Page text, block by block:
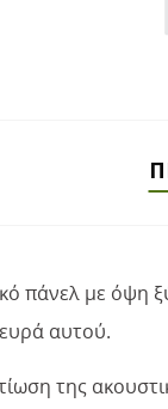
πάνελ με όψη
αυτού.
της